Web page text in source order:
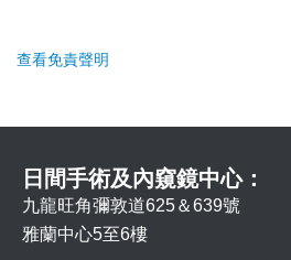
查看免責聲明
日間手術及內窺鏡中心：
九龍旺角彌敦道625＆639號
雅蘭中心5至6樓